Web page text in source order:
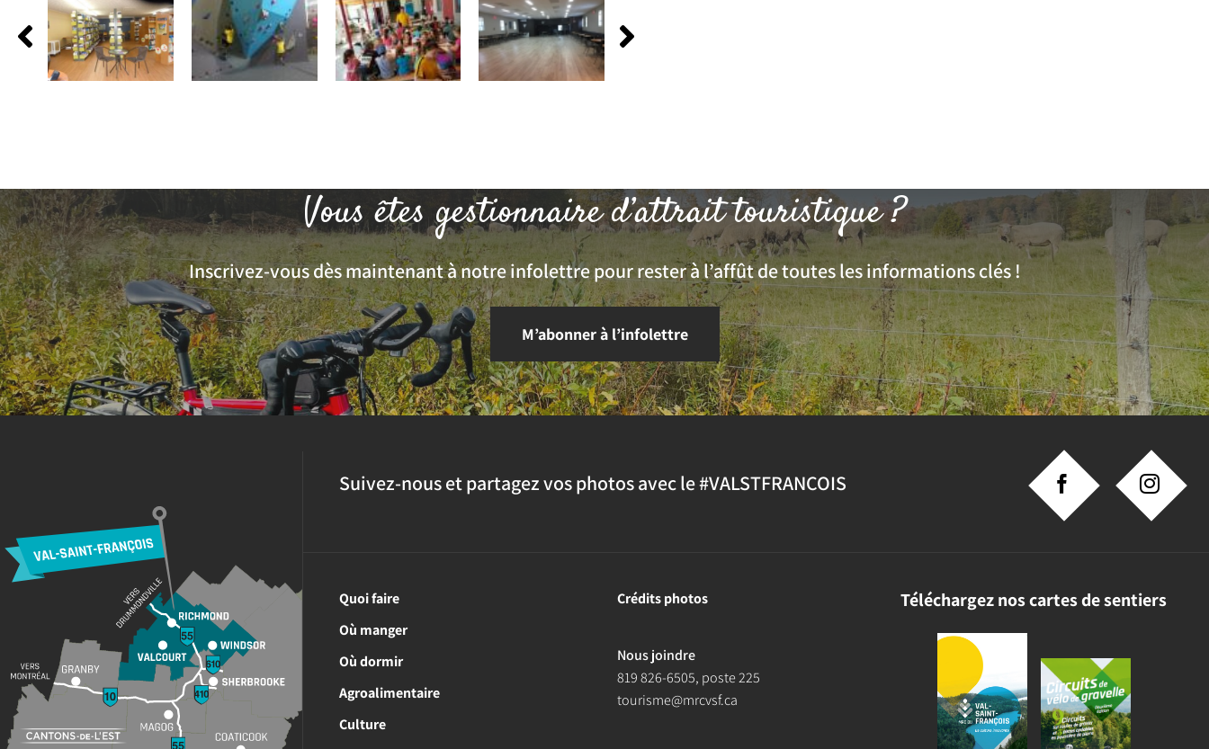
Vous êtes gestionnaire d’attrait touristique ?
Inscrivez-vous dès maintenant à notre infolettre pour rester à l’affût de toutes les informations clés !
M’abonner à l’infolettre
Suivez-nous et partagez vos photos avec le #VALSTFRANCOIS
Quoi faire
Où manger
Où dormir
Agroalimentaire
Culture
Crédits photos
Nous joindre
819 826-6505, poste 225
tourisme@mrcvsf.ca
Téléchargez nos cartes de sentiers